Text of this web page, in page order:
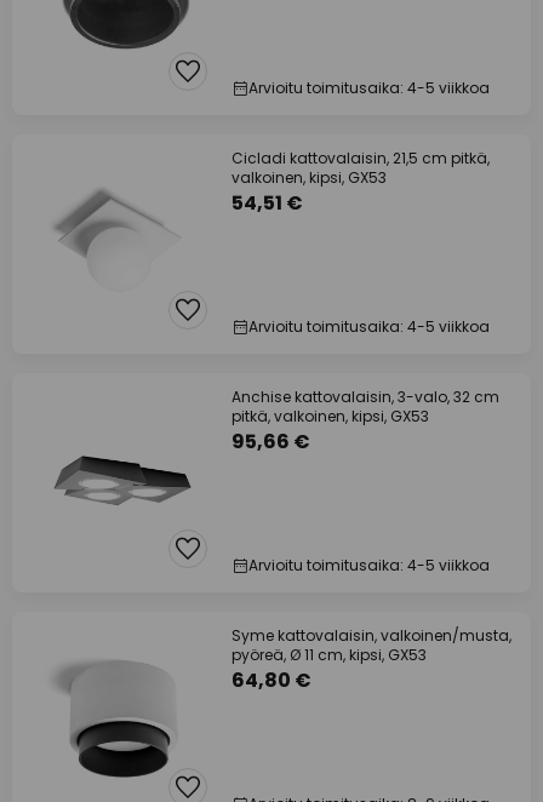
Arvioitu toimitusaika: 4-5 viikkoa
Cicladi kattovalaisin, 21,5 cm pitkä,
valkoinen, kipsi, GX53
54,51 €
Arvioitu toimitusaika: 4-5 viikkoa
Anchise kattovalaisin, 3-valo, 32 cm
pitkä, valkoinen, kipsi, GX53
95,66 €
Arvioitu toimitusaika: 4-5 viikkoa
Syme kattovalaisin, valkoinen/musta,
pyöreä, Ø 11 cm, kipsi, GX53
64,80 €